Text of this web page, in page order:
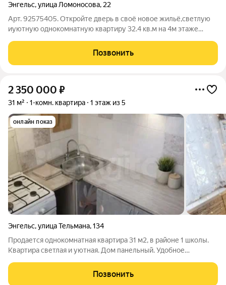
Энгельс,улица Ломоносова, 22
Арт. 92575405. Откройте дверь в своё новое жильё,светлую
иуютную однокомнатную квартиру 32.4 кв.м на 4м этаже
нужно тратить время и деньги на отделку заезжайте и живите
с комфортом.
Позвонить
2 350 000 ₽
31 м² 1-комн. квартира 1 этаж из 5
онлайн показ
Энгельс,улица Тельмана,134
Продается однокомнатная квартира 31 м2, в районе 1 школы.
Квартира светлая и уютная. Дом панельный. Удобное
Садик во дворе. Документы готовы к продаже. Показ по
договоренности. Звоните, отвечу на
Позвонить